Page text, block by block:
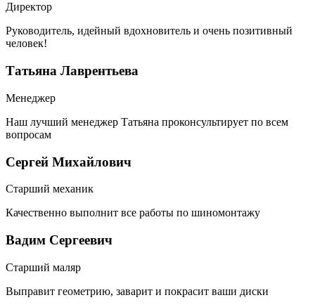
Директор
Руководитель, идейный вдохновитель и очень позитивный
человек!
Татьяна Лаврентьева
Менеджер
Наш лучший менеджер Татьяна проконсультирует по всем
вопросам
Сергей Михайлович
Старший механик
Качественно выполнит все работы по шиномонтажу
Вадим Сергеевич
Старший маляр
Выправит геометрию, заварит и покрасит ваши диски